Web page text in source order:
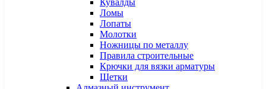
Кувалды
Ломы
Лопаты
Молотки
Ножницы по металлу
Правила строительные
Крючки для вязки арматуры
Щетки